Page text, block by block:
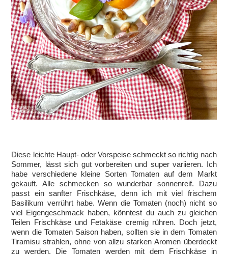
Diese leichte Haupt- oder Vorspeise schmeckt so richtig nach
Sommer, lässt sich gut vorbereiten und super variieren. Ich
habe verschiedene kleine Sorten Tomaten auf dem Markt
gekauft. Alle schmecken so wunderbar sonnenreif. Dazu
passt ein sanfter Frischkäse, denn ich mit viel frischem
Basilikum verrührt habe. Wenn die Tomaten (noch) nicht so
viel Eigengeschmack haben, könntest du auch zu gleichen
Teilen Frischkäse und Fetakäse cremig rühren. Doch jetzt,
wenn die Tomaten Saison haben, sollten sie in dem Tomaten
Tiramisu strahlen, ohne von allzu starken Aromen überdeckt
zu werden. Die Tomaten werden mit dem Frischkäse in